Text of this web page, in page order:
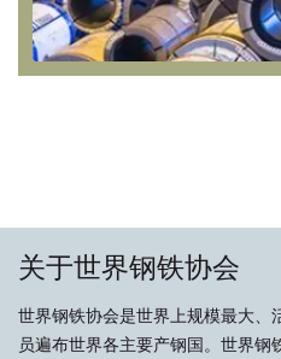
关于世界钢铁协会
世界钢铁协会是世界上规模最大、
员遍布世界各主要产钢国。世界钢